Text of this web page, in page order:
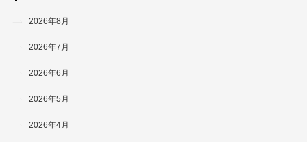
2026年8月
2026年7月
2026年6月
2026年5月
2026年4月